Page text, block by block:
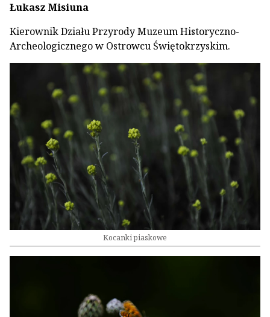
Łukasz Misiuna
Kierownik Działu Przyrody Muzeum Historyczno-
Archeologicznego w Ostrowcu Świętokrzyskim.
Kocanki piaskowe